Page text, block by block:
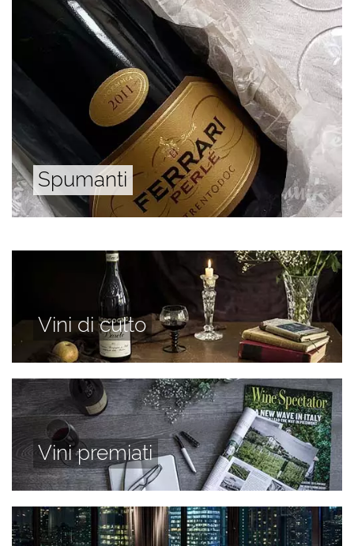
Spumanti
Vini di culto
Vini premiati